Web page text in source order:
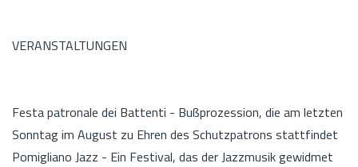
VERANSTALTUNGEN
Festa patronale dei Battenti - Bußprozession, die am letzten
Sonntag im August zu Ehren des Schutzpatrons stattfindet
Pomigliano Jazz - Ein Festival, das der Jazzmusik gewidmet